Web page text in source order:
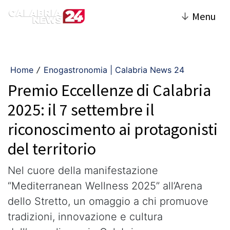
↓ Menu
Home / Enogastronomia | Calabria News 24
Premio Eccellenze di Calabria
2025: il 7 settembre il
riconoscimento ai protagonisti
del territorio
Nel cuore della manifestazione
“Mediterranean Wellness 2025” all’Arena
dello Stretto, un omaggio a chi promuove
tradizioni, innovazione e cultura